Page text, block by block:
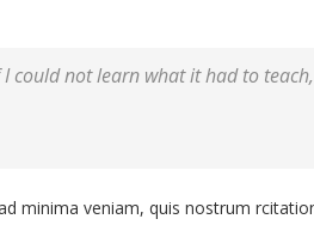
could not learn what it had to
minima veniam, quis nostrum